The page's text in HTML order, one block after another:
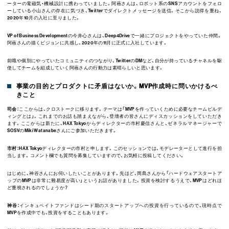
ーターの電磁気・機械設計に携わっていました。阿蘓さんは、ロボット系のSNSアカウントをフォロ
ーしている小山さんの存在に気づき、Twitterでダイレクトメッセージを送信。そこから説得を重ね、
2020年10月の入社に至りました。
VP of Business Developmentの今井心さんは、Deep4Driveで一緒にプロジェクトをやっていた仲間。
阿蘓さんの描くビジョンに共感し、2020年の11月に正式に入社しています。
前職や個別にやっていたコミュニティのつながり、TwitterのDMなど、自分が持っているチャネルを駆
使してチームを組成していく阿蘓さんの行動力は素晴らしいと思います。
事業の目的とプロダクトに矛盾はないか。MVP作成時に問いかけるべ
きこと
司会： ここからは、クロストークに移ります。テーマは「MVPを作っていくために必要なチームビルデ
ィングとは」。これまでのお話も踏まえながら、登壇者の皆さんにディスカッションをしていただき
ます。ここからは新たに、HAX Tokyoからディレクターの市村慶信さんと、ゼネラルマネージャーで
SOSVのMiki Watanabeさんにご参加いただきます。
市村： HAX Tokyoディレクターの市村と申します。このセッションでは、モデレーターとして進行を担
当します。コメント欄でも質問を募集していますので、お気軽に投稿してください。
はじめに、神谷さんにお伺いしたいことがあります。先ほど、岡島さんから「ハードウェアスタートア
ップのMVPは非常に難易度が高い」というお話がありました。投資を検討するうえで、MVPはどれほ
ど重視されるのでしょうか？
神谷： インキュベイトファンドはシード期のスタートアップへの投資を行っているので、現時点で
MVPを作成中でも、投資をすることもあります。